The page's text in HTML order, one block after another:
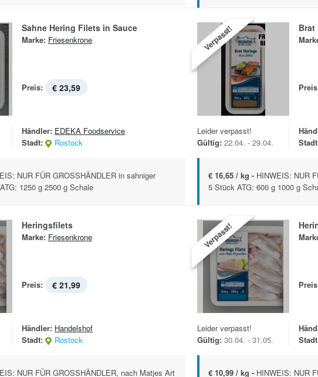
Sahne Hering Filets in Sauce
Marke: Friesenkrone
Preis: € 23,59
Händler: EDEKA Foodservice
Stadt:
Rostock
NUR FÜR GROSSHÄNDLER in sahniger
1250 g 2500 g Schale
Verpasst! Brat
Leider verpasst!
Gültig: 22.04. - 29.04.
€ 16,65 / kg - HINWEIS: NUR
5 Stück ATG: 600 g 1000 g
Heringsfilets
Marke: Friesenkrone
Preis: € 21,99
Händler: Handelshof
Stadt:
Rostock
NUR FÜR GROSSHÄNDLER, nach Matjes Art
Verpasst!
Leider verpasst!
Gültig: 30.04. - 31.05.
€ 10,99 / kg - HINWEIS: NUR